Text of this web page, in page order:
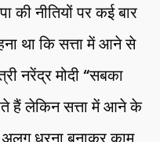
की नीतियों पर कई बार
था कि सत्ता में आने से
नरेंद्र मोदी “सबका
हैं लेकिन सत्ता में आने के